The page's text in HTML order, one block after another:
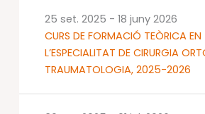
CURS DE FORMACIÓ TEÒRICA EN
L’ESPECIALITAT DE CIRURGIA
TRAUMATOLOGIA, 2025-2026
25 set. 2025 - 18 juny 2026